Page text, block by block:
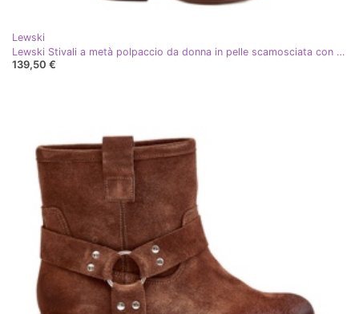
Lewski
Lewski Stivali a metà polpaccio da donna in pelle scamosciata con cerniera sinistra 3616 Beige
139,50 €